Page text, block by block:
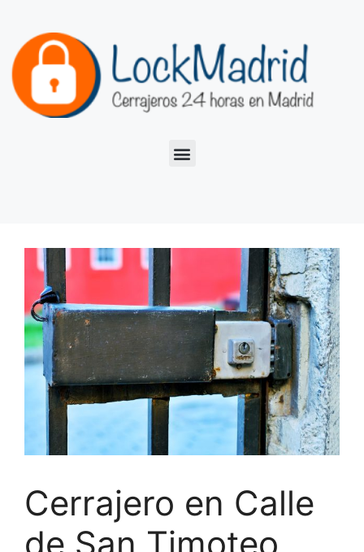
Cerrajero en Calle
de San Timoteo